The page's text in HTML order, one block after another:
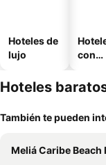
Hoteles de
lujo
con
Hoteles
También te pueden
Meliá Caribe Beach